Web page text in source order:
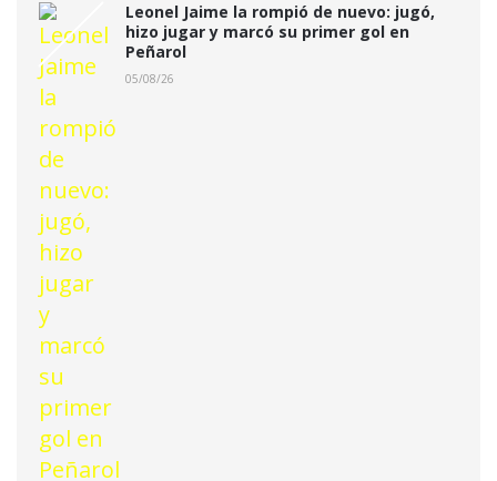
Leonel Jaime la rompió de nuevo: jugó,
hizo jugar y marcó su primer gol en
Peñarol
05/08/26